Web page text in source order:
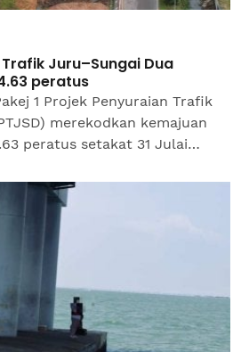
Juru–Sungai Dua
peratus
1 Projek Penyuraian Trafik
merekodkan kemajuan
peratus setakat 31 Julai